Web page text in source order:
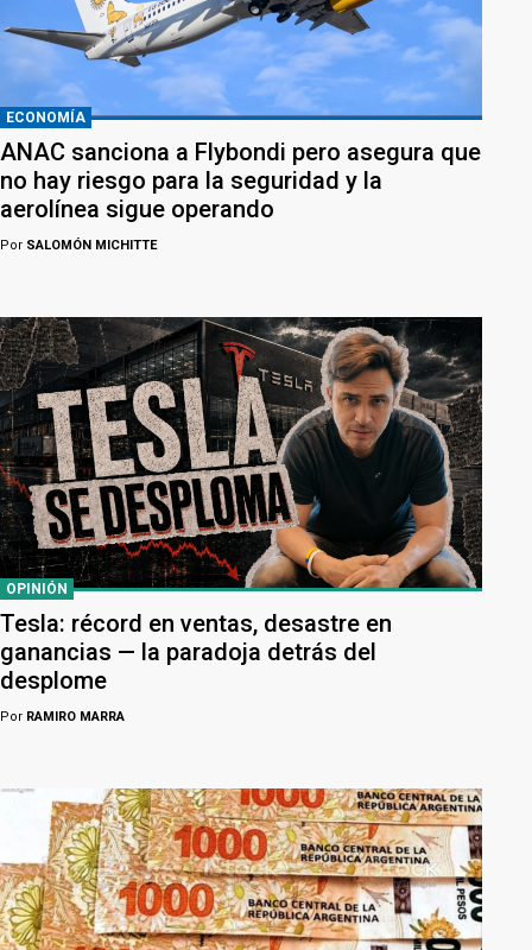
ECONOMÍA
ANAC sanciona a Flybondi pero asegura que
no hay riesgo para la seguridad y la
aerolínea sigue operando
Por SALOMÓN MICHITTE
OPINIÓN
Tesla: récord en ventas, desastre en
ganancias — la paradoja detrás del
desplome
Por RAMIRO MARRA